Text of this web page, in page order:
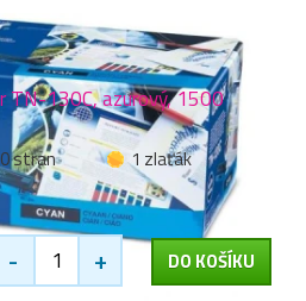
TN-130C, azurový, 1500
stran
1 zlaťák
- + DO KOŠÍKU